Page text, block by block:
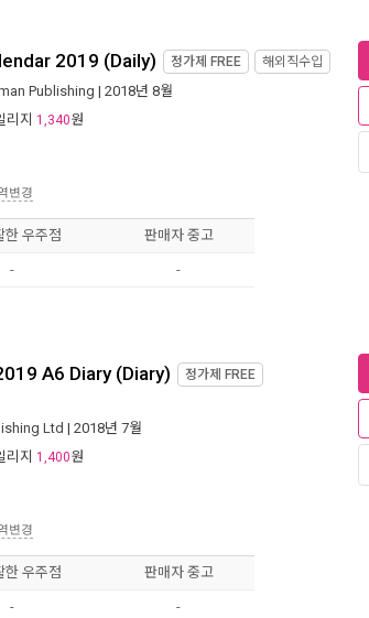
2019 (Daily) 정가제 FREE 해외직수입
Publishing | 2018년 8월
리지 1,340원
변경
한 우주점 판매자 중고
- -
A6 Diary (Diary) 정가제 FREE
Ltd | 2018년 7월
리지 1,400원
변경
한 우주점 판매자 중고
- -